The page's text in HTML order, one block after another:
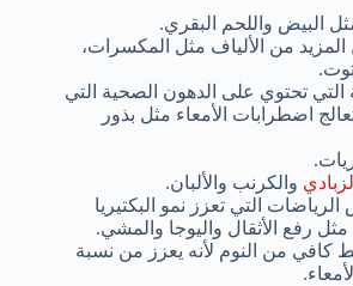
البيض واللحم البقري.
المزيد من الألياف مثل المكسرات،
التي تحتوي على الدهون الصحية التي
اضطرابات الأمعاء مثل بذور
الزبادي والكرنب والألبان.
التي تعزز نمو البكتيريا
رفع الأثقال واليوجا والمشي.
من النوم لأنه يعزز من نسبة